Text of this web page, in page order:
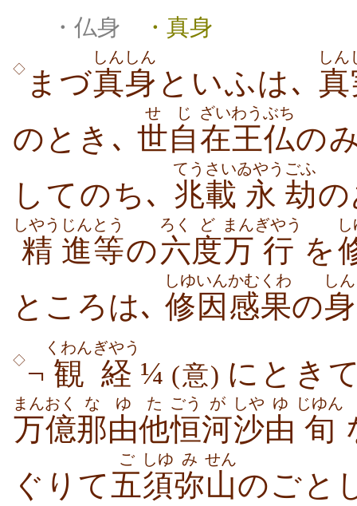
・仏身 ・真身
◇ まづ真身
しんしん
といふは､ 真
しん
のとき､ 世自
せじ
在王
ざいわう
仏
ぶち
の
してのち､ 兆載
てうさい
永
ゐやう
劫
ごふ
精
しやう
進
じん
等
とう
の六
ろく
度
ど
万
まん
行
ぎやう
を
ところは､ 修因
しゆいん
感果
かむくわ
の身
しん
◇ ¬ 観経
くわんぎやう
¼ (意) にとき
万億
まんおく
那由
なゆ
他
た
恒
ごう
河
が
沙
しや
由
ゆ
旬
じゆん
ぐりて五
ご
須
しゆ
弥
み
山
せん
のごと